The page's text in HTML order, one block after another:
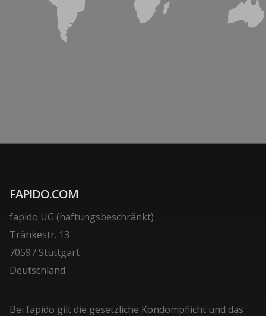
FAPIDO.COM
fapido UG (haftungsbeschränkt)
Tränkestr. 13
70597 Stuttgart
Deutschland
Bei fapido gilt die gesetzliche Kondompflicht und das